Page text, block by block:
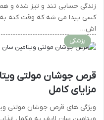
زندگی حسابی تند و تیز شده و
کسی پیدا می شه که وقت کنه
اش…
پزشکی
قرص جوشان مولتی
مزایای کامل
ویژگی های قرص جوشان مولتی